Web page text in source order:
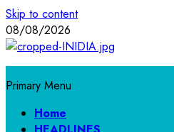
Skip to content
08/08/2026
Primary Menu
Home